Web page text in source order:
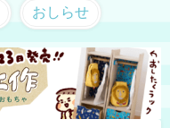
おしらせ